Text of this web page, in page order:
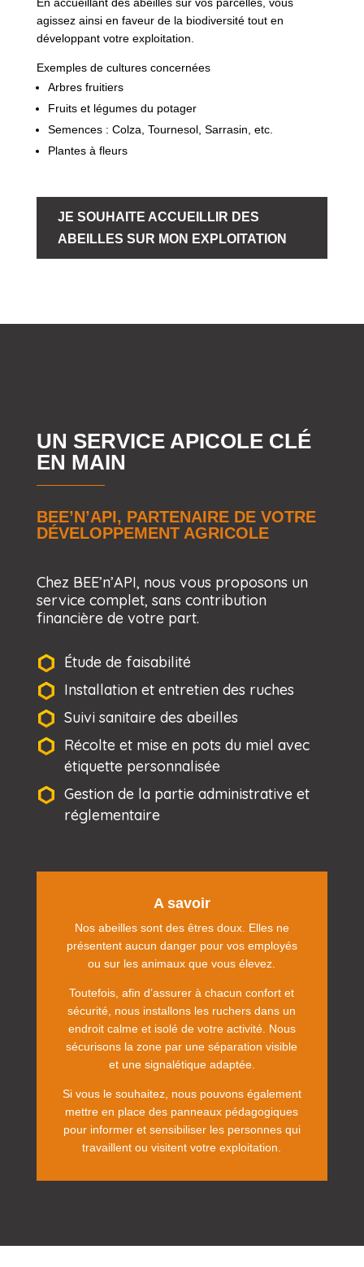
agissez ainsi en faveur de la biodiversité tout en
développant votre exploitation.
Exemples de cultures concernées
Arbres fruitiers
Fruits et légumes du potager
Semences : Colza, Tournesol, Sarrasin, etc.
Plantes à fleurs
JE SOUHAITE ACCUEILLIR DES
ABEILLES SUR MON EXPLOITATION
UN SERVICE APICOLE CLÉ
EN MAIN
BEE’N’API, PARTENAIRE DE VOTRE
DÉVELOPPEMENT AGRICOLE
Chez BEE’n’API, nous vous proposons un
service complet, sans contribution
financière de votre part.
Étude de faisabilité
Installation et entretien des ruches
Suivi sanitaire des abeilles
Récolte et mise en pots du miel avec
étiquette personnalisée
Gestion de la partie administrative et
réglementaire
A savoir
Nos abeilles sont des êtres doux. Elles ne
présentent aucun danger pour vos employés
ou sur les animaux que vous élevez.
Toutefois, afin d’assurer à chacun confort et
sécurité, nous installons les ruchers dans un
endroit calme et isolé de votre activité. Nous
sécurisons la zone par une séparation visible
et une signalétique adaptée.
Si vous le souhaitez, nous pouvons également
mettre en place des panneaux pédagogiques
pour informer et sensibiliser les personnes qui
travaillent ou visitent votre exploitation.